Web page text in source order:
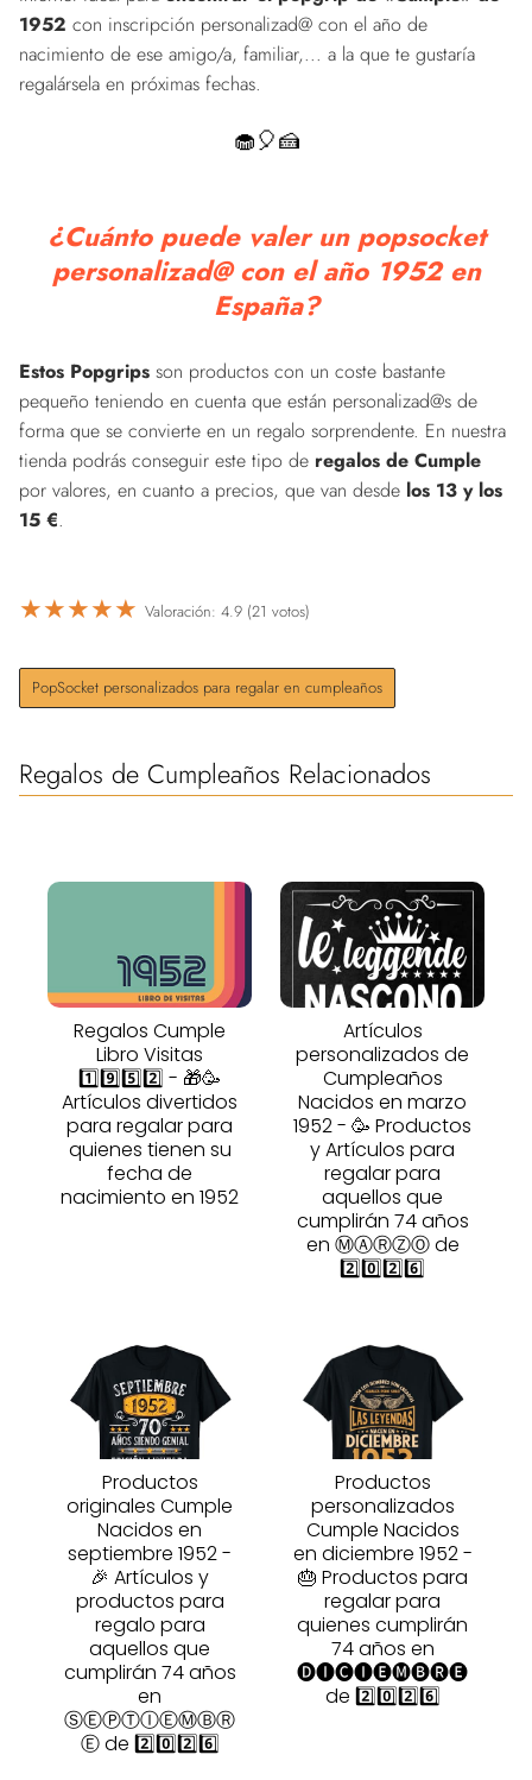
1952 con inscripción personalizad@ con el año de
nacimiento de ese amigo/a, familiar,... a la que te gustaría
regalársela en próximas fechas.
🧁🎈🍰
¿Cuánto puede valer un popsocket
personalizad@ con el año 1952 en
España?
Estos Popgrips son productos con un coste bastante
pequeño teniendo en cuenta que están personalizad@s de
forma que se convierte en un regalo sorprendente. En nuestra
tienda podrás conseguir este tipo de regalos de Cumple
por valores, en cuanto a precios, que van desde los 13 y los
15 €.
★★★★★ Valoración: 4.9 (21 votos)
PopSocket personalizados para regalar en cumpleaños
Regalos de Cumpleaños Relacionados
Regalos Cumple
Libro Visitas
1️⃣9️⃣5️⃣2️⃣ - 🎁🥳
Artículos divertidos
para regalar para
quienes tienen su
fecha de
nacimiento en 1952
Artículos
personalizados de
Cumpleaños
Nacidos en marzo
1952 - 🥳 Productos
y Artículos para
regalar para
aquellos que
cumplirán 74 años
en ⓂⒶⓇⓏⓄ de
2️⃣0️⃣2️⃣6️⃣
Productos
originales Cumple
Nacidos en
septiembre 1952 -
🎉 Artículos y
productos para
regalo para
aquellos que
cumplirán 74 años
en
ⓈⒺⓅⓉⒾⒺⓂⒷⓇ
Ⓔ de 2️⃣0️⃣2️⃣6️⃣
Productos
personalizados
Cumple Nacidos
en diciembre 1952 -
🎂 Productos para
regalar para
quienes cumplirán
74 años en
🅓🅘🅒🅘🅔🅜🅑🅡🅔
de 2️⃣0️⃣2️⃣6️⃣